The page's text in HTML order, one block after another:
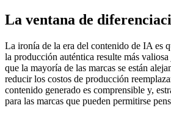
La ventana de
La ironía de la era del contenido de IA es
la producción auténtica resulte más
que la mayoría de las marcas se están
reducir los costos de producción
contenido generado es comprensible y,
para las marcas que pueden permitirse